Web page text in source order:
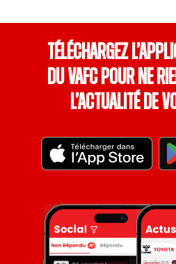
Téléchargez
du VAFC pour ne
l’actualité de